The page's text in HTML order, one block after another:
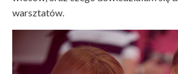
warsztatów.